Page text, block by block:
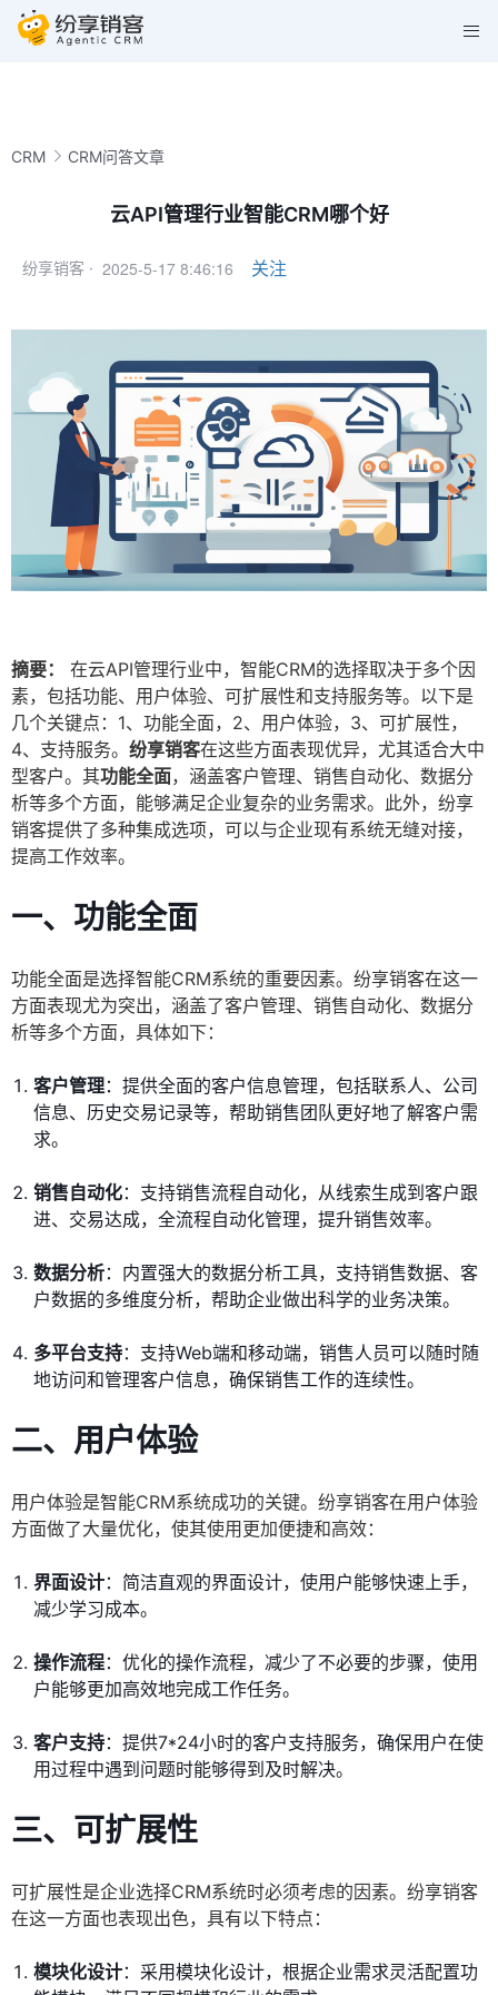
CRM CRM问答文章
云API管理行业智能CRM哪个好
纷享销客 · 2025-5-17 8:46:16 关注
摘要：
在云API管理行业中，智能CRM的选择取决于多个因
素，包括功能、用户体验、可扩展性和支持服务等。以下是
几个关键点：1、功能全面，2、用户体验，3、可扩展性，
4、支持服务。 纷享销客在这些方面表现优异，尤其适合大中
型客户。其功能全面，涵盖客户管理、销售自动化、数据分
析等多个方面，能够满足企业复杂的业务需求。此外，纷享
销客提供了多种集成选项，可以与企业现有系统无缝对接，
提高工作效率。
一、功能全面
功能全面是选择智能CRM系统的重要因素。纷享销客在这一
方面表现尤为突出，涵盖了客户管理、销售自动化、数据分
析等多个方面，具体如下：
客户管理：提供全面的客户信息管理，包括联系人、公司
信息、历史交易记录等，帮助销售团队更好地了解客户需
求。
销售自动化：支持销售流程自动化，从线索生成到客户跟
进、交易达成，全流程自动化管理，提升销售效率。
数据分析：内置强大的数据分析工具，支持销售数据、客
户数据的多维度分析，帮助企业做出科学的业务决策。
多平台支持：支持Web端和移动端，销售人员可以随时随
地访问和管理客户信息，确保销售工作的连续性。
二、用户体验
用户体验是智能CRM系统成功的关键。纷享销客在用户体验
方面做了大量优化，使其使用更加便捷和高效：
界面设计：简洁直观的界面设计，使用户能够快速上手，
减少学习成本。
操作流程：优化的操作流程，减少了不必要的步骤，使用
户能够更加高效地完成工作任务。
客户支持：提供7*24小时的客户支持服务，确保用户在使
用过程中遇到问题时能够得到及时解决。
三、可扩展性
可扩展性是企业选择CRM系统时必须考虑的因素。纷享销客
在这一方面也表现出色，具有以下特点：
模块化设计：采用模块化设计，根据企业需求灵活配置功